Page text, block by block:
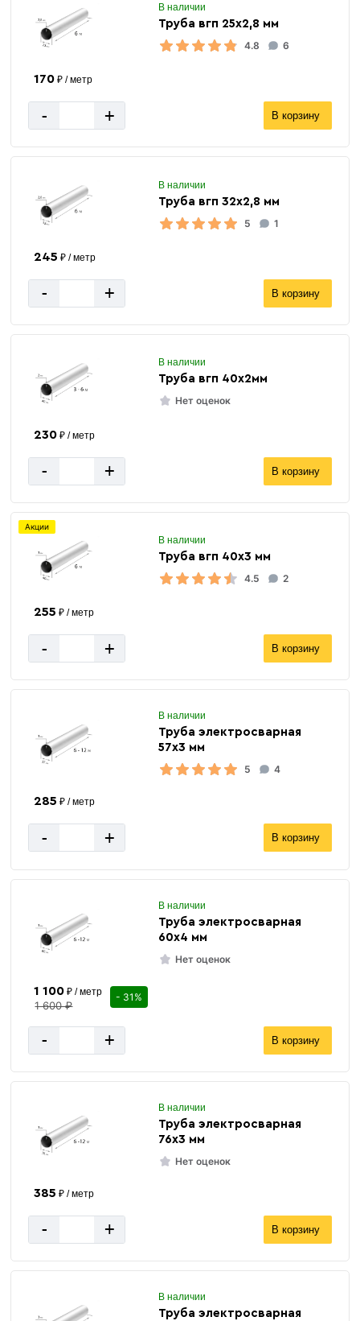
В наличии
Труба вгп 25х2,8 мм
4.8
6
170 ₽ / метр
- + В корзину
В наличии
Труба вгп 32х2,8 мм
5
1
245 ₽ / метр
- + В корзину
В наличии
Труба вгп 40х2мм
Нет оценок
230 ₽ / метр
- + В корзину
Акции
В наличии
Труба вгп 40х3 мм
4.5
2
255 ₽ / метр
- + В корзину
В наличии
Труба электросварная
57х3 мм
5
4
285 ₽ / метр
- + В корзину
В наличии
Труба электросварная
60х4 мм
Нет оценок
1 100 ₽ / метр
1 600 ₽
- 31%
- + В корзину
В наличии
Труба электросварная
76х3 мм
Нет оценок
385 ₽ / метр
- + В корзину
В наличии
Труба электросварная